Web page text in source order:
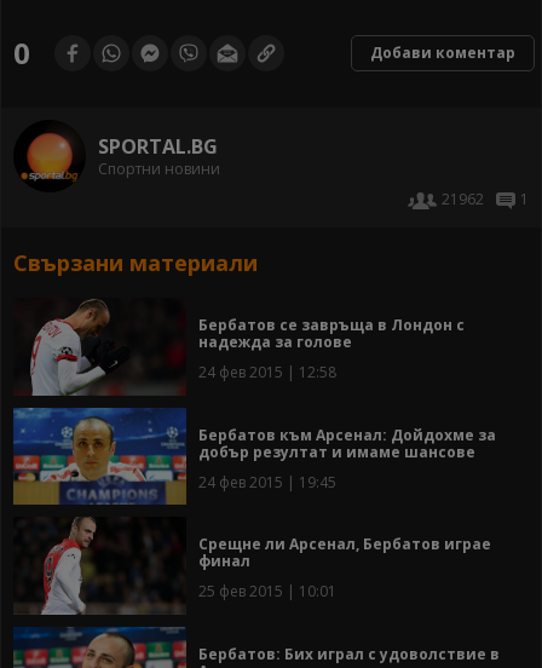
0 Добави коментар
SPORTAL.BG
Спортни новини
21962
1
Свързани материали
Бербатов се завръща в Лондон с
надежда за голове
24 фев 2015 | 12:58
Бербатов към Арсенал: Дойдохме за
добър резултат и имаме шансове
24 фев 2015 | 19:45
Срещне ли Арсенал, Бербатов играе
финал
25 фев 2015 | 10:01
Бербатов: Бих играл с удоволствие в